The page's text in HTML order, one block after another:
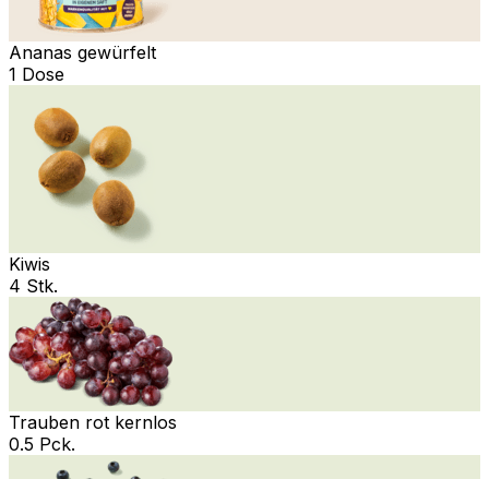
Ananas gewürfelt
1 Dose
Kiwis
4 Stk.
Trauben rot kernlos
0.5 Pck.